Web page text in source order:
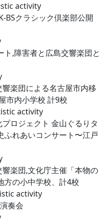
activity
BSクラシック倶楽部公開
,障害者と広島交響楽団と
楽団による名古屋市内移
市内小学校 計9校
activity
ロジェクト 金山ぐるりタ
ふれあいコンサート〜江戸
楽団,文化庁主催「本物の
方の小中学校、計4校
activity
奏会